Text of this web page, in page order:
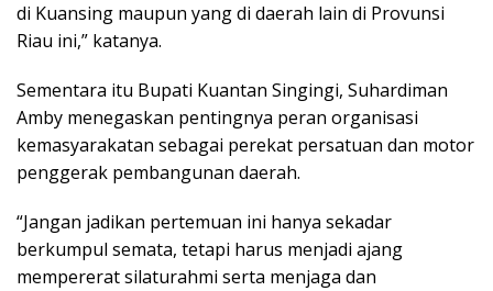
di Kuansing maupun yang di daerah lain di Provunsi
Riau ini,” katanya.
Sementara itu Bupati Kuantan Singingi, Suhardiman
Amby menegaskan pentingnya peran organisasi
kemasyarakatan sebagai perekat persatuan dan motor
penggerak pembangunan daerah.
“Jangan jadikan pertemuan ini hanya sekadar
berkumpul semata, tetapi harus menjadi ajang
mempererat silaturahmi serta menjaga dan